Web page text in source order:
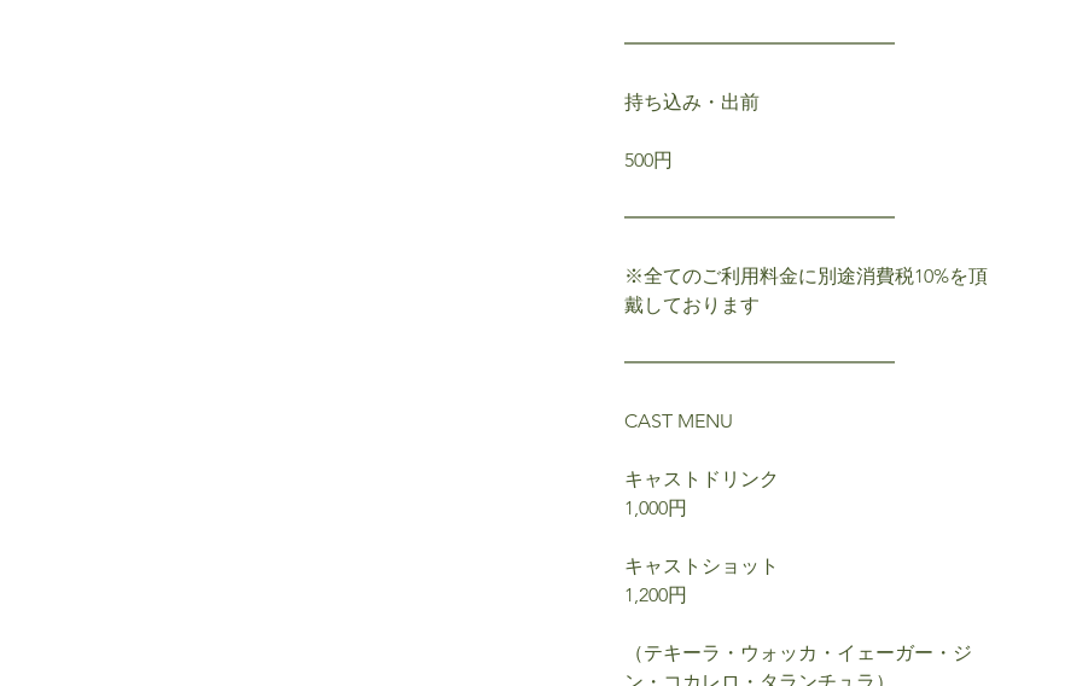
━━━━━━━━━━━━━━
持ち込み・出前
500円
━━━━━━━━━━━━━━
※全てのご利用料金に別途消費税10%を頂
戴しております
━━━━━━━━━━━━━━
CAST MENU
キャストドリンク
1,000円
キャストショット
1,200円
（テキーラ・ウォッカ・イェーガー・ジ